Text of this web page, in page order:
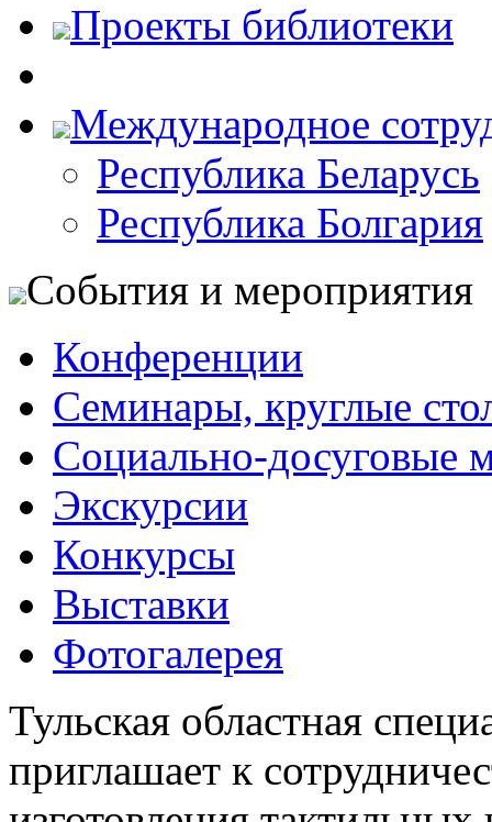
Проекты библиотеки
Международное
Республика Беларусь
Республика Болгария
События и мероприятия
Конференции
Семинары, круглые
Социально-досуговые
Экскурсии
Конкурсы
Выставки
Фотогалерея
Тульская областная
приглашает к